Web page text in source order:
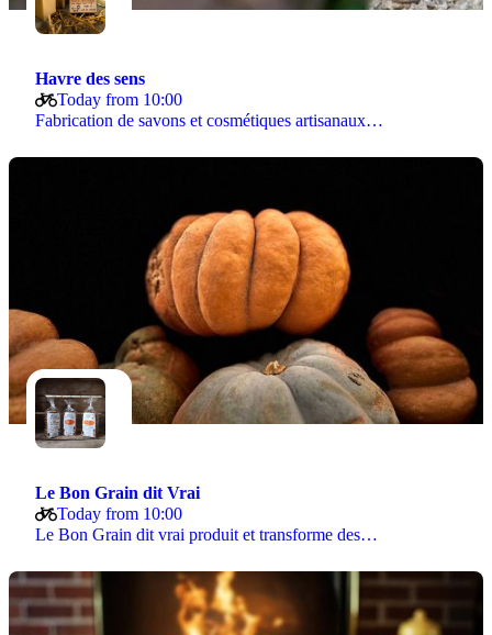
Havre des sens
Today from 10:00
Fabrication de savons et cosmétiques artisanaux…
Le Bon Grain dit Vrai
Today from 10:00
Le Bon Grain dit vrai produit et transforme des…